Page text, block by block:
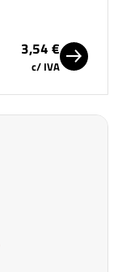
3,54 €
c/ IVA